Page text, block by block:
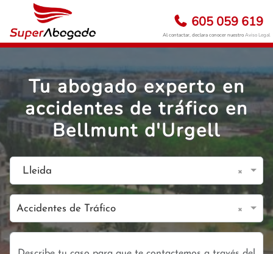
605 059 619
Al contactar, declara conocer nuestroAviso Legal
Tu abogado experto en
accidentes de tráfico en
Bellmunt d'Urgell
Lleida ×
Accidentes de Tráfico ×